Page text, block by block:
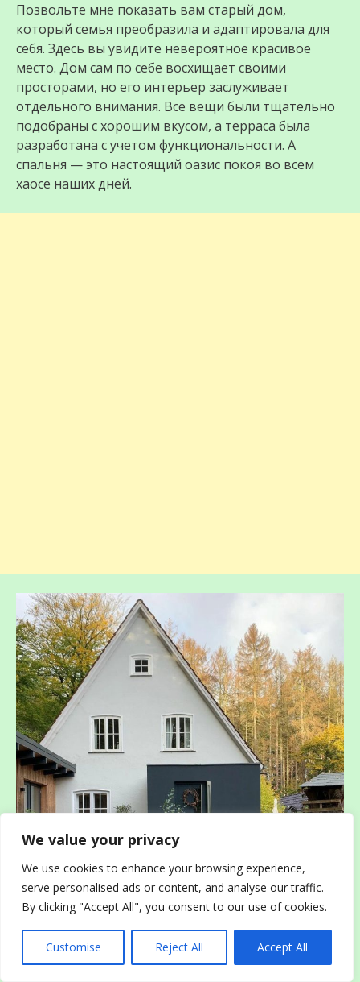
We value your privacy
We use cookies to enhance your browsing experience,
serve personalised ads or content, and analyse our traffic.
By clicking "Accept All", you consent to our use of cookies.
Customise Reject All Accept All
Позвольте мне показать вам старый дом,
который семья преобразила и адаптировала для
себя. Здесь вы увидите невероятное красивое
место. Дом сам по себе восхищает своими
просторами, но его интерьер заслуживает
отдельного внимания. Все вещи были тщательно
подобраны с хорошим вкусом, а терраса была
разработана с учетом функциональности. А
спальня — это настоящий оазис покоя во всем
хаосе наших дней.